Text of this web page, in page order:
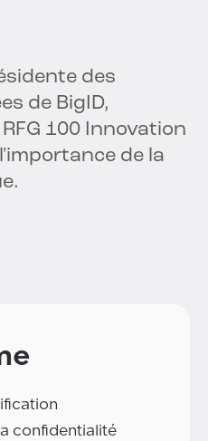
des
de BigID,
100 Innovation
de la
confidentialité